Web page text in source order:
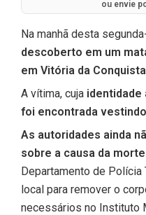
ou envie
Na manhã desta
descoberto em um
em Vitória da
A vítima, cuja identidade
foi encontrada
As autoridades ainda
sobre a causa da
Departamento de Polícia
local para remover o
necessários no Instituto